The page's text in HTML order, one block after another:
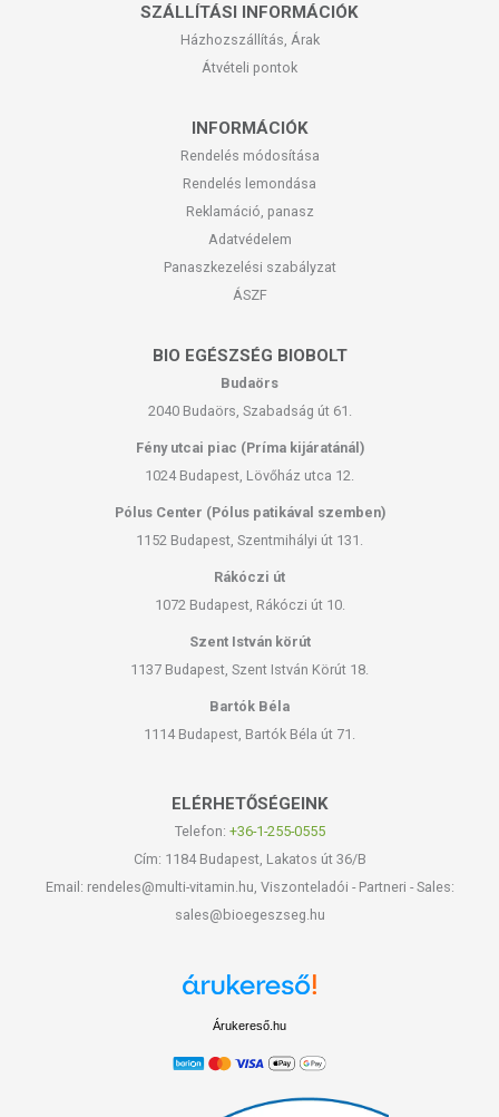
SZÁLLÍTÁSI INFORMÁCIÓK
Házhozszállítás, Árak
Átvételi pontok
INFORMÁCIÓK
Rendelés módosítása
Rendelés lemondása
Reklamáció, panasz
Adatvédelem
Panaszkezelési szabályzat
ÁSZF
BIO EGÉSZSÉG BIOBOLT
Budaörs
2040 Budaörs, Szabadság út 61.
Fény utcai piac (Príma kijáratánál)
1024 Budapest, Lövőház utca 12.
Pólus Center (Pólus patikával szemben)
1152 Budapest, Szentmihályi út 131.
Rákóczi út
1072 Budapest, Rákóczi út 10.
Szent István körút
1137 Budapest, Szent István Körút 18.
Bartók Béla
1114 Budapest, Bartók Béla út 71.
ELÉRHETŐSÉGEINK
Telefon: +36-1-255-0555
Cím: 1184 Budapest, Lakatos út 36/B
Email: rendeles@multi-vitamin.hu, Viszonteladói - Partneri - Sales:
sales@bioegeszseg.hu
Árukereső.hu